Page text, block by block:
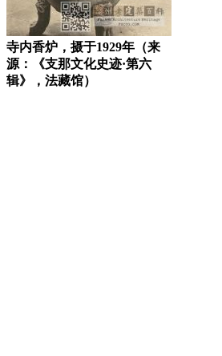
寺内香炉，摄于1929年（来
源：《支那文化史迹·第六
辑》，法藏馆）